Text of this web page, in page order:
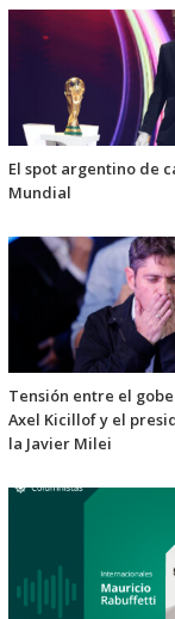
El spot argentino de
Mundial
Tensión entre el
Axel Kicillof y el
la Javier Milei